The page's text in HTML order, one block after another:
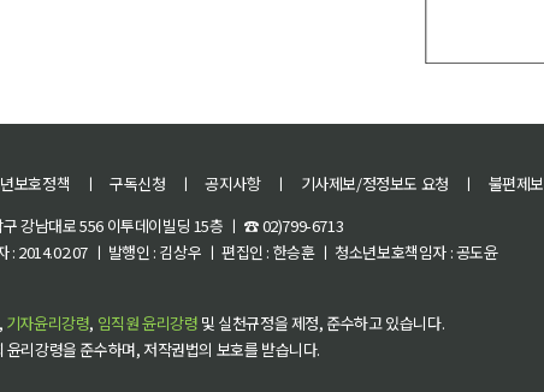
보호정책 ㅣ 구독신청 ㅣ 공지사항 ㅣ 기사제보/정정보도 요청 ㅣ 불편제보
강남대로 556 이투데이빌딩 15층 ㅣ ☎ 02)799-6713
2014.02.07 ㅣ 발행인 : 김상우 ㅣ 편집인 : 한승훈 ㅣ 청소년보호책임자 : 공도윤
, 기자윤리강령, 임직원 윤리강령 및 실천규정을 제정, 준수하고 있습니다.
리강령을 준수하며, 저작권법의 보호를 받습니다.